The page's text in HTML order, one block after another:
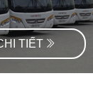
TIẾT